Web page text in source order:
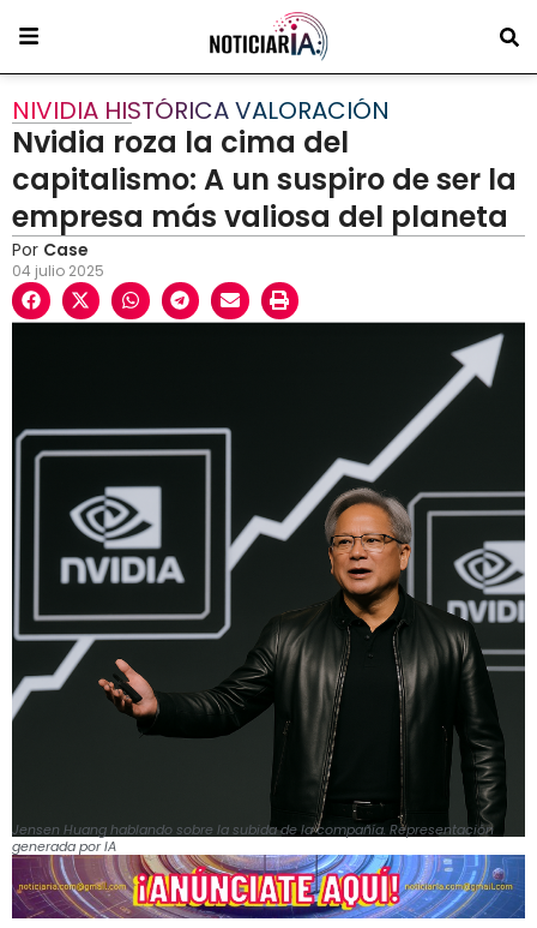
NIVIDIA HISTÓRICA VALORACIÓN
Nvidia roza la cima del
capitalismo: A un suspiro de ser la
empresa más valiosa del planeta
Por Case
04 julio 2025
Jensen Huang hablando sobre la subida de la compañía. Representación
generada por IA